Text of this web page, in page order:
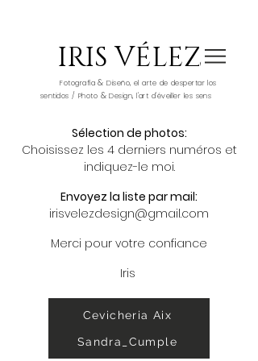
IRIS VÉLEZ
Fotografía& Diseño, el arte de despertar los
sentidos / Photo & Design, l'art d'éveiller les sens
Sélection de photos:
Choisissez les 4 derniers numéros et
indiquez-le moi.
Envoyez la liste par mail:
irisvelezdesign@gmail.com
Merci pour votre confiance
Iris
Amazon_2022
Cevicheria Aix
Sandra_Cumple